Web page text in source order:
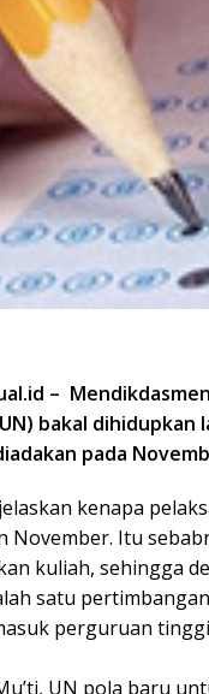
–
bakal dihidupkan
pada
kenapa
November. Itu
kuliah, sehingga
satu
perguruan
UN pola baru